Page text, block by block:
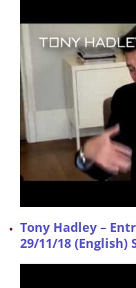
Tony Hadley –
29/11/18 (English)